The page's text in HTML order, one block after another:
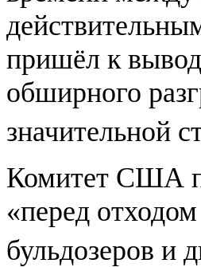
пришёл к
обширного
значительной
Комитет США
«перед
бульдозеров и